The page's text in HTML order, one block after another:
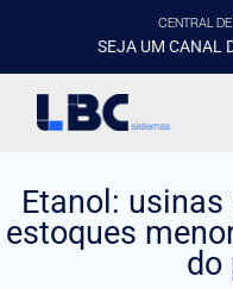
CENTRAL
SEJA UM CANAL
Etanol:
estoques
do